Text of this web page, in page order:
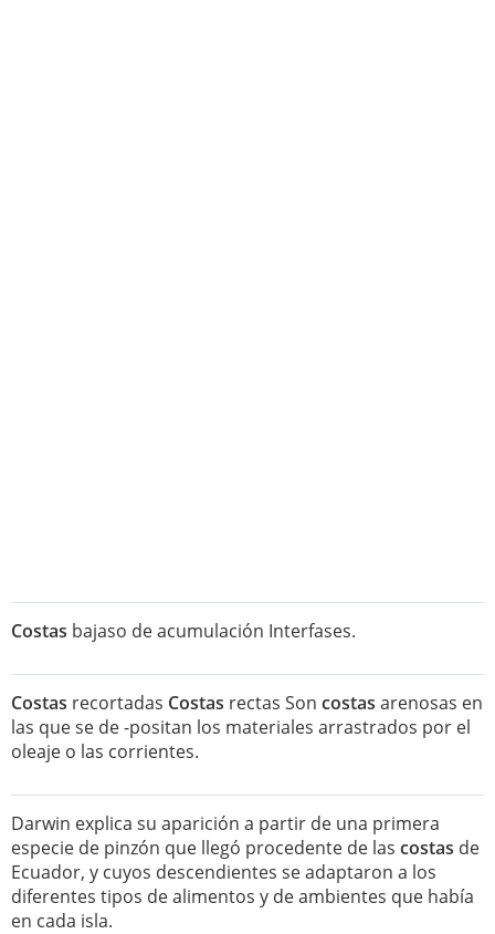
Costas bajaso de acumulación Interfases.
Costas recortadas Costas rectas Son costas arenosas en
las que se de -positan los materiales arrastrados por el
oleaje o las corrientes.
Darwin explica su aparición a partir de una primera
especie de pinzón que llegó procedente de las costas de
Ecuador, y cuyos descendientes se adaptaron a los
diferentes tipos de alimentos y de ambientes que había
en cada isla.